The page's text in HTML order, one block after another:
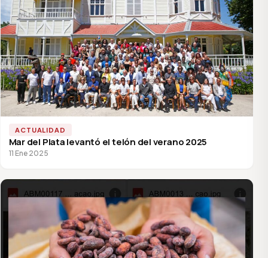
ACTUALIDAD
Mar del Plata levantó el telón del verano 2025
11 Ene 2025